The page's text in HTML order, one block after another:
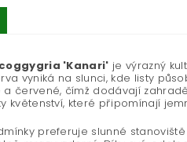
'Kanari' je výrazný
vyniká na slunci, kde listy
a červené, čímž dodávají
květenství, které připomínají
preferuje slunné